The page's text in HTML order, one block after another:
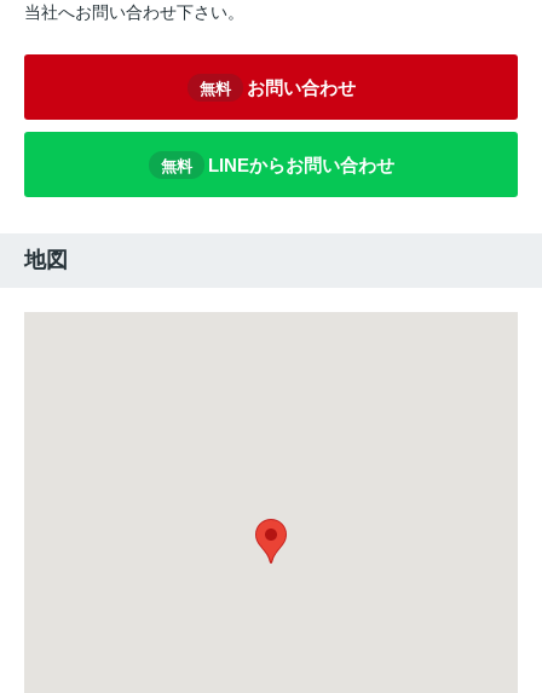
当社へお問い合わせ下さい。
無料 お問い合わせ
無料 LINEからお問い合わせ
地図